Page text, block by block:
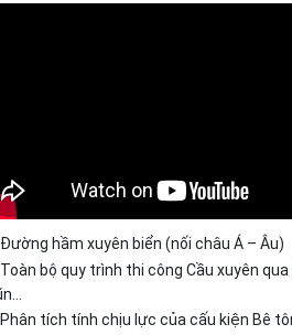
Đường hầm xuyên biển (nối châu Á – Âu)
Toàn bộ quy trình thi công Cầu xuyên
Phân tích tính chịu lực của cấu kiện Bê